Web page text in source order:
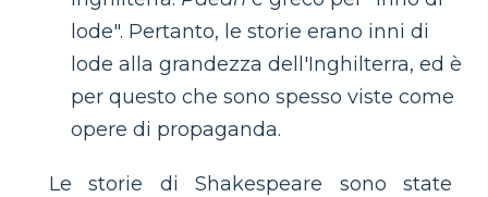
lode". Pertanto, le storie erano inni di
lode alla grandezza dell'Inghilterra, ed è
per questo che sono spesso viste come
opere di propaganda.
Le storie di Shakespeare sono state